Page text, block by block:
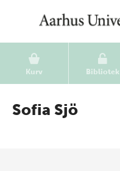
Kurv Bibliotek
Sofia Sjö